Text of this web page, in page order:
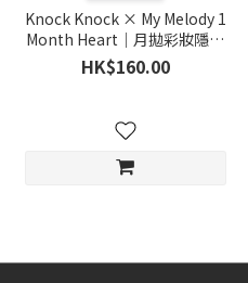
Knock Knock × My Melody 1
Month Heart｜月拋彩妝隱形
眼鏡｜每盒2片
HK$160.00